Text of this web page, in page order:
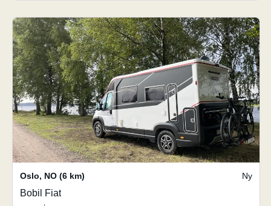
Oslo, NO (6 km) Ny
Bobil Fiat